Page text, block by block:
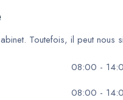
Toutefois, il peut nous
08:00 -
08:00 -